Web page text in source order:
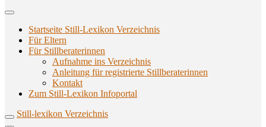
Startseite Still-Lexikon Verzeichnis
Für Eltern
Für Stillberaterinnen
Aufnahme ins Verzeichnis
Anlei­tung für regis­trier­te Stillberaterinnen
Kon­takt
Zum Still-Lexikon Infoportal
Still-lexikon Verzeichnis